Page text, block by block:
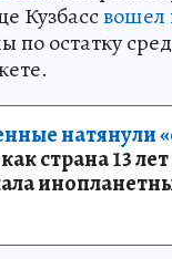
Кузбассвошел
по остатку
натянули
страна 13